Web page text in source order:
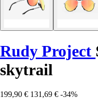
Rudy Project
skytrail
199,90 € 131,69 € -34%